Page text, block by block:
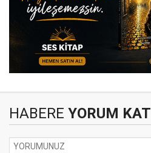
HABERE YORUM KAT